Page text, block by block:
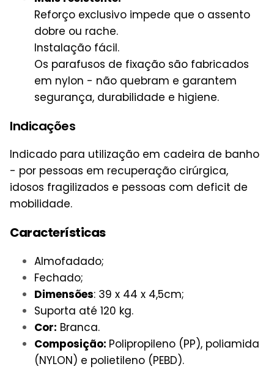
Reforço exclusivo impede que o assento
dobre ou rache.
Instalação fácil.
Os parafusos de fixação são fabricados
em nylon - não quebram e garantem
segurança, durabilidade e higiene.
Indicações
Indicado para utilização em cadeira de banho
- por pessoas em recuperação cirúrgica,
idosos fragilizados e pessoas com deficit de
mobilidade.
Características
Almofadado;
Fechado;
Dimensões: 39 x 44 x 4,5cm;
Suporta até 120 kg.
Cor: Branca.
Composição: Polipropileno (PP), poliamida
(NYLON) e polietileno (PEBD).